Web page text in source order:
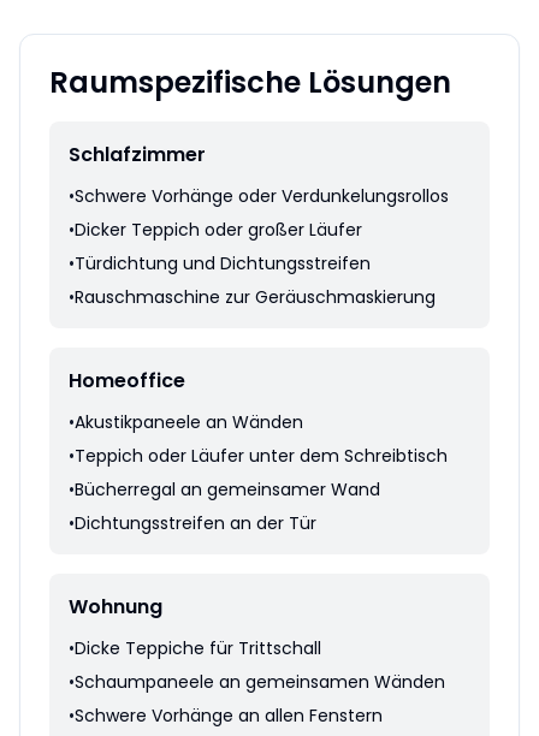
Raumspezifische Lösungen
Schlafzimmer
•Schwere Vorhänge oder Verdunkelungsrollos
•Dicker Teppich oder großer Läufer
•Türdichtung und Dichtungsstreifen
•Rauschmaschine zur Geräuschmaskierung
Homeoffice
•Akustikpaneele an Wänden
•Teppich oder Läufer unter dem Schreibtisch
•Bücherregal an gemeinsamer Wand
•Dichtungsstreifen an der Tür
Wohnung
•Dicke Teppiche für Trittschall
•Schaumpaneele an gemeinsamen Wänden
•Schwere Vorhänge an allen Fenstern